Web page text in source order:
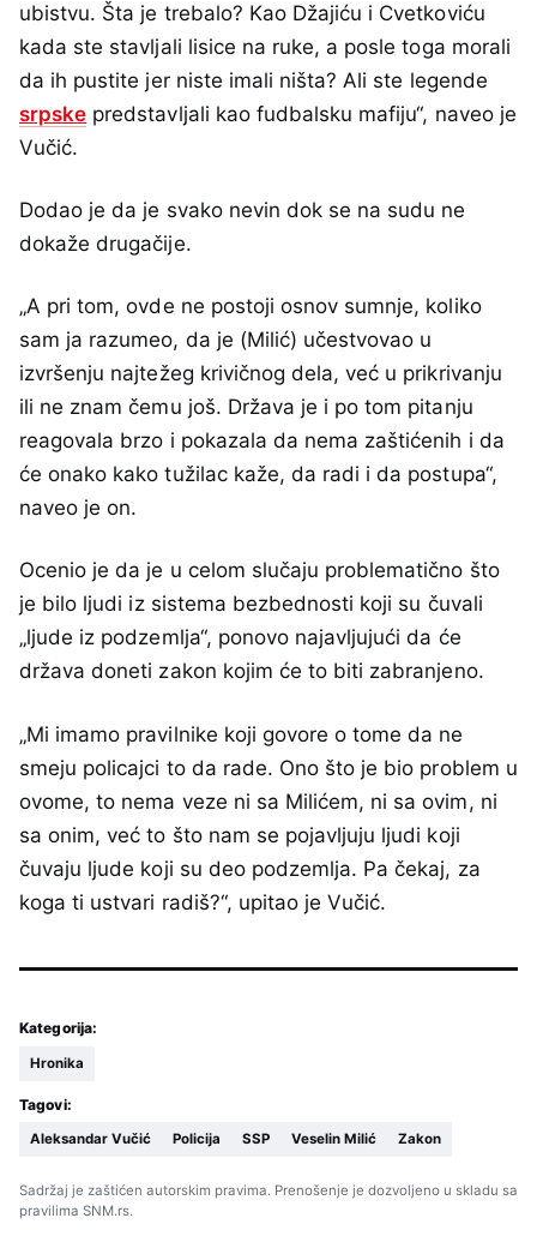
ubistvu. Šta je trebalo? Kao Džajiću i Cvetkoviću
kada ste stavljali lisice na ruke, a posle toga morali
da ih pustite jer niste imali ništa? Ali ste legende
srpske predstavljali kao fudbalsku mafiju“, naveo je
Vučić.
Dodao je da je svako nevin dok se na sudu ne
dokaže drugačije.
„A pri tom, ovde ne postoji osnov sumnje, koliko
sam ja razumeo, da je (Milić) učestvovao u
izvršenju najtežeg krivičnog dela, već u prikrivanju
ili ne znam čemu još. Država je i po tom pitanju
reagovala brzo i pokazala da nema zaštićenih i da
će onako kako tužilac kaže, da radi i da postupa“,
naveo je on.
Ocenio je da je u celom slučaju problematično što
je bilo ljudi iz sistema bezbednosti koji su čuvali
„ljude iz podzemlja“, ponovo najavljujući da će
država doneti zakon kojim će to biti zabranjeno.
„Mi imamo pravilnike koji govore o tome da ne
smeju policajci to da rade. Ono što je bio problem u
ovome, to nema veze ni sa Milićem, ni sa ovim, ni
sa onim, već to što nam se pojavljuju ljudi koji
čuvaju ljude koji su deo podzemlja. Pa čekaj, za
koga ti ustvari radiš?“, upitao je Vučić.
Kategorija:
Hronika
Tagovi:
Aleksandar Vučić Policija SSP Veselin Milić Zakon
Sadržaj je zaštićen autorskim pravima. Prenošenje je dozvoljeno u skladu sa
pravilima SNM.rs.